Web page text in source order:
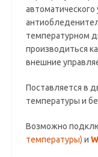
автоматического
температурном
производиться
внешние
Поставляется в
температуры и
Возможно
температуры) и